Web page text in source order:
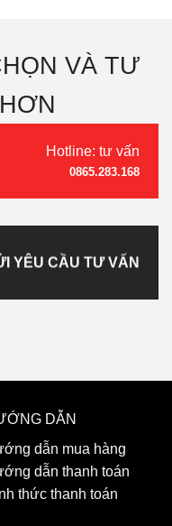
VÀ TƯ
Hotline: tư vấn
0865.283.168
YÊU CẦU TƯ VẤN
DẪN
dẫn mua hàng
dẫn thanh toán
thức thanh toán